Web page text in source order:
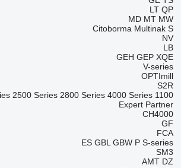
LT QP
MD MT MW
Citoborma Multinak S
NV
LB
GEH GEP XQE
V-series
OPTImill
S2R
1100 Series
2500 Series 2800 Series 4000 Series
Expert Partner
CH4000
GF
FCA
ES GBL GBW P S-series
SM3
AMT DZ